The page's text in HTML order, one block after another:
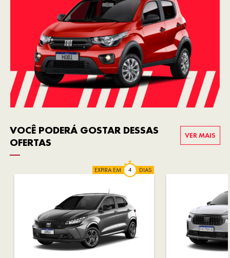
VOCÊ PODERÁ GOSTAR DESSAS
OFERTAS
VER MAIS
EXPIRA EM DIAS